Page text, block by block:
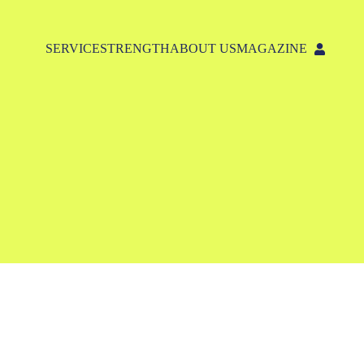
SERVICESTRENGTHABOUT USMAGAZINE